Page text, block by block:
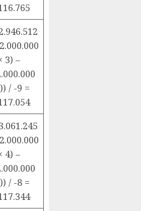
3) –
/ -9 =
4) –
/ -8 =